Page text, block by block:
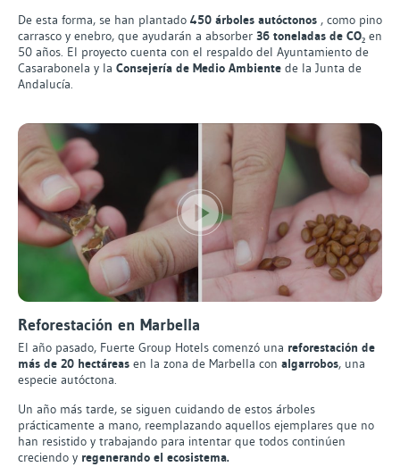
De esta forma, se han plantado 450 árboles autóctonos , como pino
carrasco y enebro, que ayudarán a absorber 36 toneladas de CO₂ en
50 años. El proyecto cuenta con el respaldo del Ayuntamiento de
Casarabonela y la Consejería de Medio Ambiente de la Junta de
Andalucía.
Reforestación en Marbella
El año pasado, Fuerte Group Hotels comenzó una reforestación de
más de 20 hectáreas en la zona de Marbella con algarrobos, una
especie autóctona.
Un año más tarde, se siguen cuidando de estos árboles
prácticamente a mano, reemplazando aquellos ejemplares que no
han resistido y trabajando para intentar que todos continúen
creciendo y regenerando el ecosistema.